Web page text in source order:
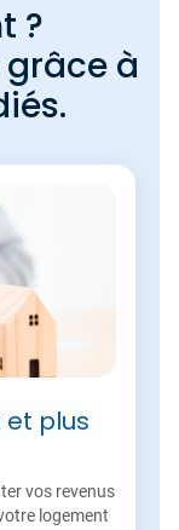
?
à
plus
vos revenus
logement